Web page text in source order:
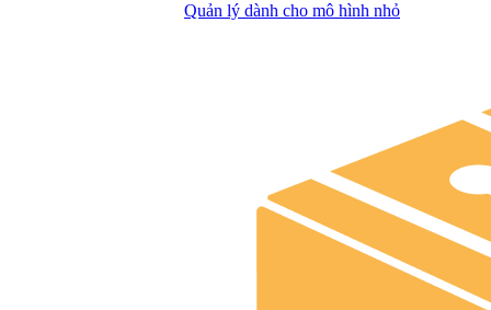
Quản lý dành cho mô hình nhỏ